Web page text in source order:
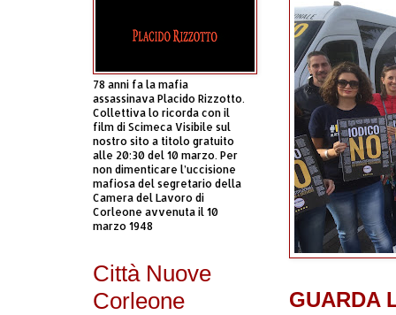
GUARDA
78 anni fa la mafia
assassinava Placido Rizzotto.
Collettiva lo ricorda con il
film di Scimeca Visibile sul
nostro sito a titolo gratuito
alle 20:30 del 10 marzo. Per
non dimenticare l’uccisione
mafiosa del segretario della
Camera del Lavoro di
Corleone avvenuta il 10
marzo 1948
Città Nuove
Corleone